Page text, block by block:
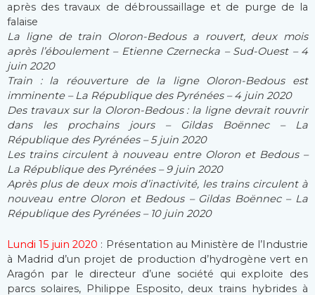
après des travaux de débroussaillage et de purge de la
falaise
La ligne de train Oloron-Bedous a rouvert, deux mois
après l’éboulement – Etienne Czernecka – Sud-Ouest – 4
juin 2020
Train : la réouverture de la ligne Oloron-Bedous est
imminente – La République des Pyrénées – 4 juin 2020
Des travaux sur la Oloron-Bedous : la ligne devrait rouvrir
dans les prochains jours – Gildas Boënnec – La
République des Pyrénées – 5 juin 2020
Les trains circulent à nouveau entre Oloron et Bedous –
La République des Pyrénées – 9 juin 2020
Après plus de deux mois d’inactivité, les trains circulent à
nouveau entre Oloron et Bedous – Gildas Boënnec – La
République des Pyrénées – 10 juin 2020
Lundi 15 juin 2020 : Présentation au Ministère de l’Industrie
à Madrid d’un projet de production d’hydrogène vert en
Aragón par le directeur d’une société qui exploite des
parcs solaires, Philippe Esposito, deux trains hybrides à